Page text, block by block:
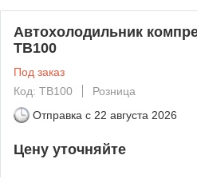
Автохолодильник
TB100
Под заказ
Код: TB100
Розница
Отправка с 22 августа 2026
Цену уточняйте